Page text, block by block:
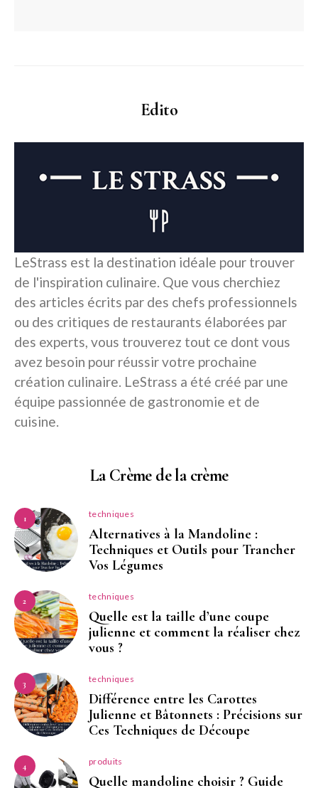
Edito
LeStrass est la destination idéale pour trouver
de l'inspiration culinaire. Que vous cherchiez
des articles écrits par des chefs professionnels
ou des critiques de restaurants élaborées par
des experts, vous trouverez tout ce dont vous
avez besoin pour réussir votre prochaine
création culinaire. LeStrass a été créé par une
équipe passionnée de gastronomie et de
cuisine.
La Crème de la crème
1 techniques
Alternatives à la Mandoline :
Techniques et Outils pour Trancher
Vos Légumes
2 techniques
Quelle est la taille d’une coupe
julienne et comment la réaliser chez
vous ?
3 techniques
Différence entre les Carottes
Julienne et Bâtonnets : Précisions sur
Ces Techniques de Découpe
4 produits
Quelle mandoline choisir ? Guide